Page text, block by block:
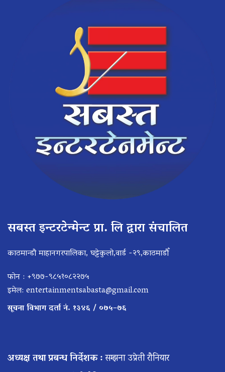
सबस्त इन्टरटेन्मेन्ट प्रा. लि द्वारा संचालित
काठमान्डौ माहानगरपालिका, घट्टेकुलो,वार्ड -२९,काठमाडौँ
फोन : +९७७-९८५१०८२२७५
इमेल: entertainmentsabasta@gmail.com
सूचना विभाग दर्ता नं. १३४६ / ०७५–७६
अध्यक्ष तथा प्रबन्ध निर्देशक :सम्झना उप्रेती रौनियार